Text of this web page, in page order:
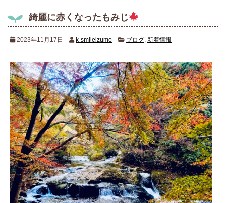
綺麗に赤くなったもみじ
2023年11月17日 k-smileizumo ブログ 新着情報